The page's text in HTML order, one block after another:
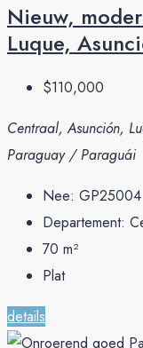
Nieuw,
Luque,
$110,000
Centraal, Asunción,
Paraguay / Paraguái
Nee: GP25004
Departement:
70 m²
Plat
details